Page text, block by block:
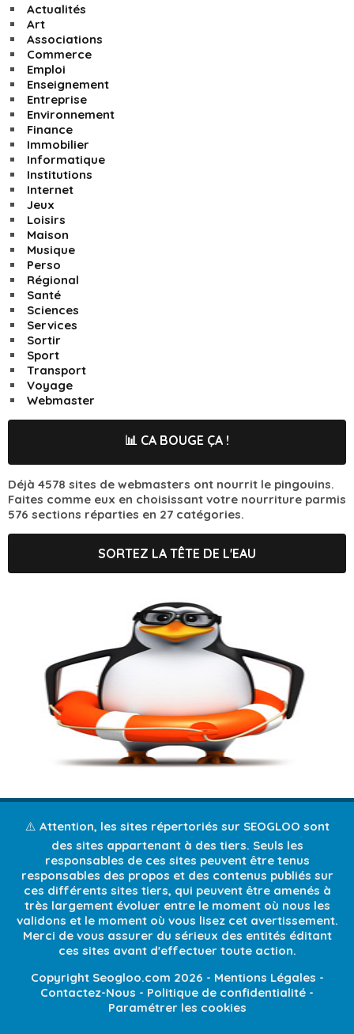
Actualités
Art
Associations
Commerce
Emploi
Enseignement
Entreprise
Environnement
Finance
Immobilier
Informatique
Institutions
Internet
Jeux
Loisirs
Maison
Musique
Perso
Régional
Santé
Sciences
Services
Sortir
Sport
Transport
Voyage
Webmaster
📊 CA BOUGE ÇA !
Déjà 4578 sites de webmasters ont nourrit le pingouins.
Faites comme eux en choisissant votre nourriture parmis
576 sections réparties en 27 catégories.
SORTEZ LA TÊTE DE L'EAU
⚠️ Attention, les sites répertoriés sur SEOGLOO sont
des sites appartenant à des tiers. Seuls les
responsables de ces sites peuvent être tenus
responsables des propos et des contenus publiés sur
ces différents sites tiers, qui peuvent être amenés à
très largement évoluer entre le moment où nous les
validons et le moment où vous lisez cet avertissement.
Merci de vous assurer du sérieux des entités éditant
ces sites avant d'effectuer toute action.
Copyright Seogloo.com 2026 - Mentions Légales -
Contactez-Nous - Politique de confidentialité -
Paramétrer les cookies